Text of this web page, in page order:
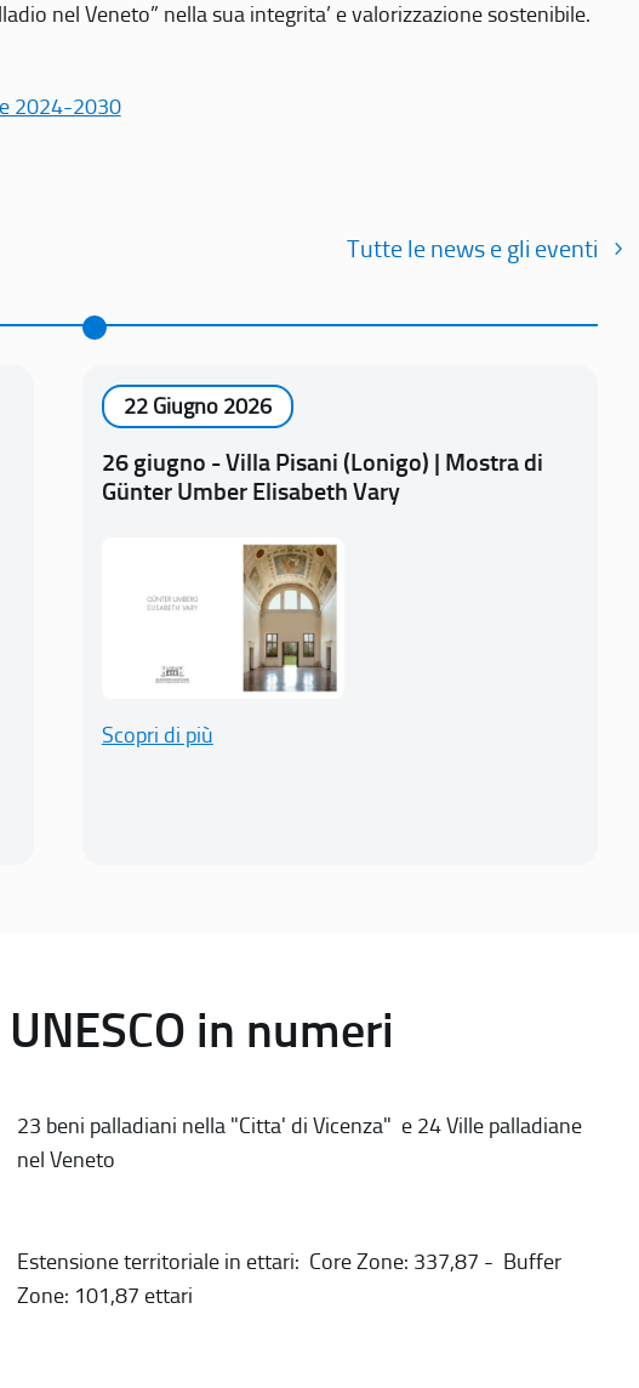
nel Veneto” nella sua integrita’ e valorizzazione sostenibile.
2024-2030
Tutte le news e gli eventi
22 Giugno 2026
26 giugno - Villa Pisani (Lonigo) | Mostra di
Günter Umber Elisabeth Vary
Scopri di più
in numeri
23 beni palladiani nella "Citta' di Vicenza" e 24 Ville palladiane
nel Veneto
Estensione territoriale in ettari: Core Zone: 337,87 - Buffer
Zone: 101,87 ettari